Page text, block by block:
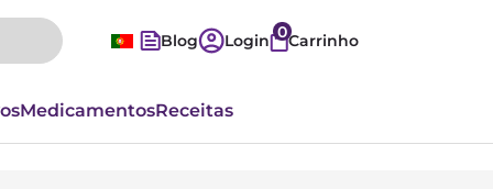
Blog Login 0Carrinho
MedicamentosReceitas